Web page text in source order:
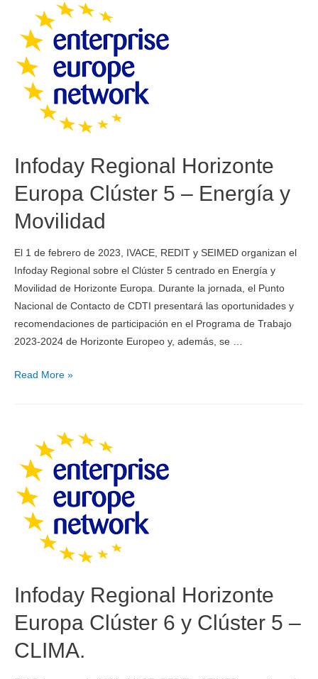
Infoday Regional Horizonte
Europa Clúster 5 – Energía y
Movilidad
El 1 de febrero de 2023, IVACE, REDIT y SEIMED organizan el
Infoday Regional sobre el Clúster 5 centrado en Energía y
Movilidad de Horizonte Europa. Durante la jornada, el Punto
Nacional de Contacto de CDTI presentará las oportunidades y
recomendaciones de participación en el Programa de Trabajo
2023-2024 de Horizonte Europeo y, además, se …
Read More »
Infoday Regional Horizonte
Europa Clúster 6 y Clúster 5 –
CLIMA.